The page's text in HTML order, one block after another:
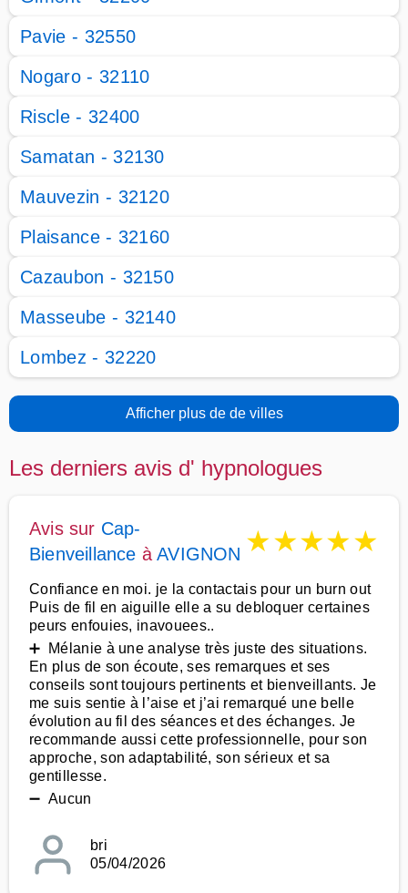
Pavie - 32550
Nogaro - 32110
Riscle - 32400
Samatan - 32130
Mauvezin - 32120
Plaisance - 32160
Cazaubon - 32150
Masseube - 32140
Lombez - 32220
Afficher plus de de villes
Les derniers avis d' hypnologues
Avis sur Cap-
Bienveillance àAVIGNON ★★★★★
Confiance en moi. je la contactais pour un burn out
Puis de fil en aiguille elle a su debloquer certaines
peurs enfouies, inavouees..
➕ Mélanie à une analyse très juste des situations.
En plus de son écoute, ses remarques et ses
conseils sont toujours pertinents et bienveillants. Je
me suis sentie à l’aise et j’ai remarqué une belle
évolution au fil des séances et des échanges. Je
recommande aussi cette professionnelle, pour son
approche, son adaptabilité, son sérieux et sa
gentillesse.
➖ Aucun
bri
05/04/2026